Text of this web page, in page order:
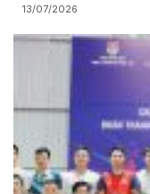
13/07/2026